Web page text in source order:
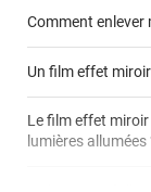
Comment enlever
Un film effet
Le film effet
lumières allumées